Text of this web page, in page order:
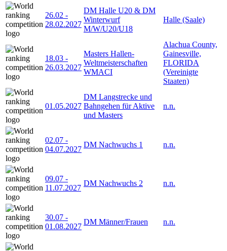
26.02 -
28.02.2027
DM Halle U20 & DM
Winterwurf
M/W/U20/U18
Halle (Saale)
18.03 -
26.03.2027
Masters Hallen-
Weltmeisterschaften
WMACI
Alachua County,
Gainesville,
FLORIDA
(Vereinigte
Staaten)
01.05.2027
DM Langstrecke und
Bahngehen für Aktive
und Masters
n.n.
02.07 -
04.07.2027
DM Nachwuchs 1 n.n.
09.07 -
11.07.2027
DM Nachwuchs 2 n.n.
30.07 -
01.08.2027
DM Männer/Frauen n.n.